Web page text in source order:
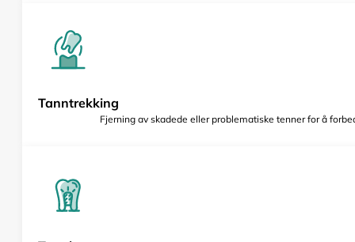
Tanntrekking
Fjerning av skadede eller problematiske tenner for å